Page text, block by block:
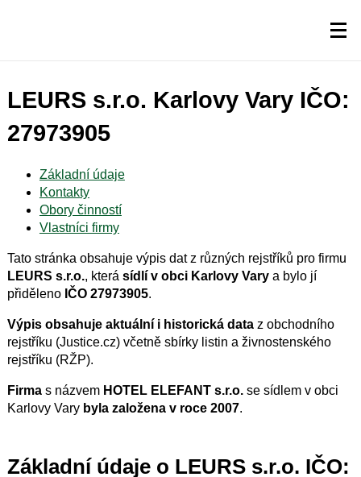
LEURS s.r.o. Karlovy Vary IČO:
27973905
Základní údaje
Kontakty
Obory činností
Vlastníci firmy
Tato stránka obsahuje výpis dat z různých rejstříků pro firmu
LEURS s.r.o., která sídlí v obci Karlovy Varya bylo jí
přiděleno IČO 27973905.
Výpis obsahuje aktuální i historická dataz obchodního
rejstříku (Justice.cz) včetně sbírky listin a živnostenského
rejstříku (RŽP).
Firmas názvem HOTEL ELEFANT s.r.o.se sídlem v obci
Karlovy Vary byla založena v roce 2007.
Základní údaje o LEURS s.r.o. IČO: